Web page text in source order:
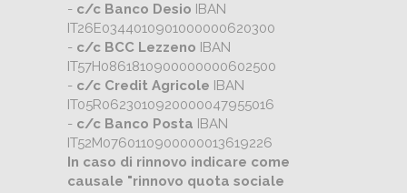
- c/c Banco Desio IBAN
IT26E0344010901000000620300
- c/c BCC Lezzeno IBAN
IT57H0861810900000000602500
- c/c Credit Agricole IBAN
IT05R0623010920000047955016
- c/c Banco Posta IBAN
IT52M0760110900000013619226
In caso di rinnovo indicare come
causale "rinnovo quota sociale